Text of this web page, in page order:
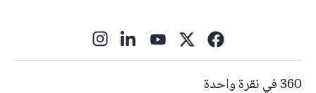
360 في نقرة واحدة